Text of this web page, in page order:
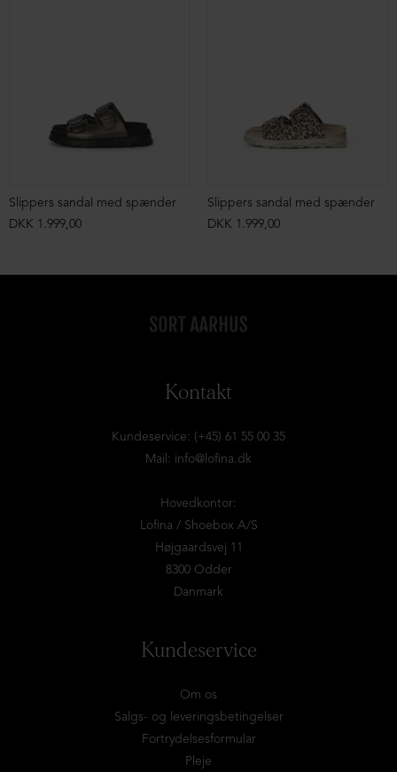
Slippers sandal med spænder
DKK 1.999,00
Slippers sandal med spænder
DKK 1.999,00
Kontakt
Kundeservice: (+45) 61 55 00 35
Mail: info@lofina.dk
Hovedkontor:
Lofina / Shoebox A/S
Højgaardsvej 11
8300 Odder
Danmark
Kundeservice
Om os
Salgs- og leveringsbetingelser
Fortrydelsesformular
Pleje